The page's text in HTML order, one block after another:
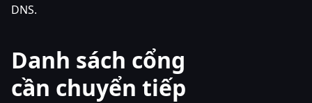
DNS.
Danh sách cổng
cần chuyển tiếp